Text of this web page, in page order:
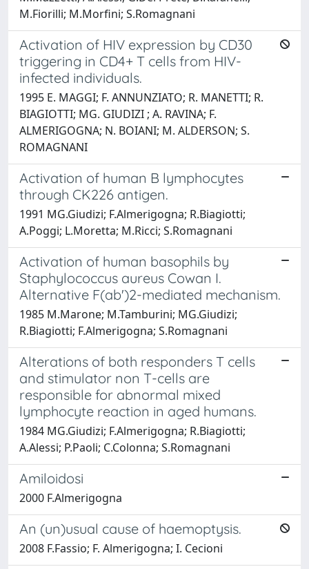
M.Fiorilli; M.Morfini; S.Romagnani
Activation of HIV expression by CD30
triggering in CD4+ T cells from HIV-
infected individuals.
1995 E. MAGGI; F. ANNUNZIATO; R. MANETTI; R.
BIAGIOTTI; MG. GIUDIZI ; A. RAVINA; F.
ALMERIGOGNA; N. BOIANI; M. ALDERSON; S.
ROMAGNANI
Activation of human B lymphocytes
through CK226 antigen.
1991 MG.Giudizi; F.Almerigogna; R.Biagiotti;
A.Poggi; L.Moretta; M.Ricci; S.Romagnani
Activation of human basophils by
Staphylococcus aureus Cowan I.
Alternative F(ab')2-mediated mechanism.
1985 M.Marone; M.Tamburini; MG.Giudizi;
R.Biagiotti; F.Almerigogna; S.Romagnani
Alterations of both responders T cells
and stimulator non T-cells are
responsible for abnormal mixed
lymphocyte reaction in aged humans.
1984 MG.Giudizi; F.Almerigogna; R.Biagiotti;
A.Alessi; P.Paoli; C.Colonna; S.Romagnani
Amiloidosi
2000 F.Almerigogna
An (un)usual cause of haemoptysis.
2008 F.Fassio; F. Almerigogna; I. Cecioni